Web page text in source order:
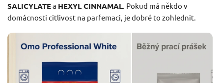
SALICYLATEa HEXYL CINNAMAL . Pokud má někdo v
domácnosti citlivost na parfemaci, je dobré to zohlednit.